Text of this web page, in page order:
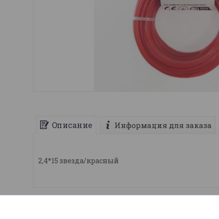
Описание Информация для заказа
2,4*15 звезда/красный